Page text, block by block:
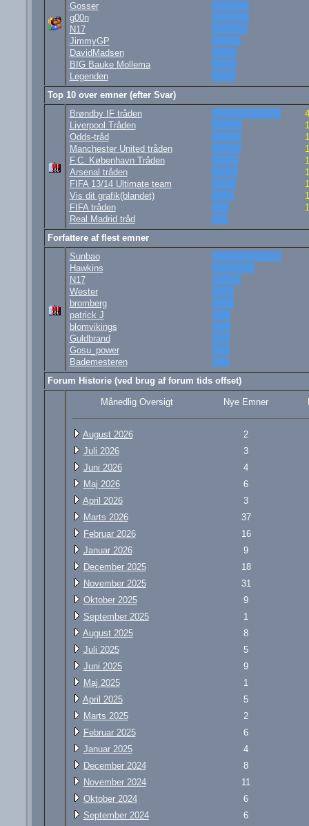
Gosser
g00n
N17
JimmyGP
DavidMadsen
BIG Bauke Mollema
Legenden
Top 10 over emner (efter Svar)
Brøndby IF tråden
Liverpool Tråden
Odds-tråd
Manchester United tråden
F.C. København Tråden
Arsenal tråden
FIFA 13/14 Ultimate team
Vis dit grafik(blandet)
FIFA tråden
Real Madrid tråd
Forfattere af flest emner
Sunbao
Hawkins
N17
Wester
bromberg
patrick J
blomvikings
Guldbrand
Gosu_power
Bademesteren
Forum Historie (ved brug af forum tids offset)
Månedlig Oversigt Nye Emner
August 2026
2
Juli 2026
3
Juni 2026
4
Maj 2026
6
April 2026
3
Marts 2026
37
Februar 2026
16
Januar 2026
9
December 2025
18
November 2025
31
Oktober 2025
9
September 2025
1
August 2025
8
Juli 2025
5
Juni 2025
9
Maj 2025
1
April 2025
5
Marts 2025
2
Februar 2025
6
Januar 2025
4
December 2024
8
November 2024
11
Oktober 2024
6
September 2024
6